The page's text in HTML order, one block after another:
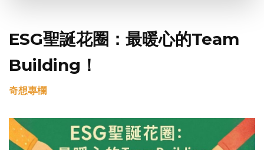
ESG聖誕花圈：最暖心的Team
Building！
奇想專欄